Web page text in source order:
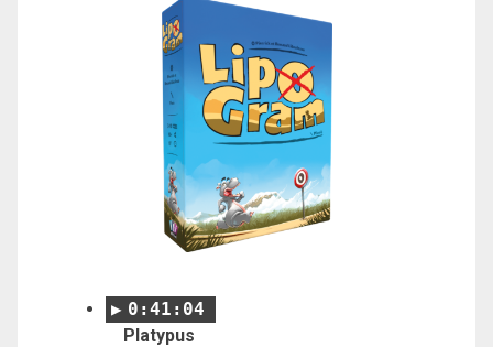
0:41:04
Platypus